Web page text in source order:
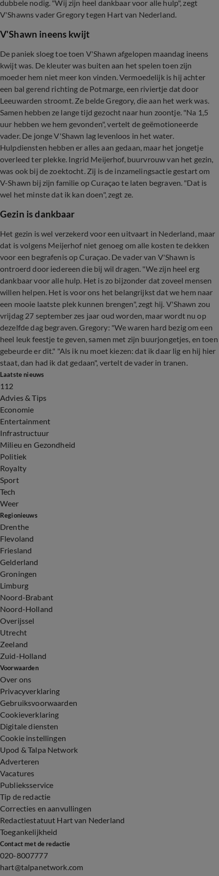
dubbele nodig. "Wij zijn heel dankbaar voor alle hulp", zegt
V'Shawns vader Gregory tegen Hart van Nederland.
V'Shawn ineens kwijt
De paniek sloeg toe toen V'Shawn afgelopen maandag ineens
kwijt was. De kleuter was buiten aan het spelen toen zijn
moeder hem niet meer kon vinden. Vermoedelijk is hij achter
een bal gerend richting de Potmarge, een riviertje dat door
Leeuwarden stroomt. Ze belde Gregory, die aan het werk was.
Samen hebben ze lange tijd gezocht naar hun zoontje. "Na 1,5
uur hebben we hem gevonden", vertelt de geëmotioneerde
vader. De jonge V'Shawn lag levenloos in het water.
Hulpdiensten hebben er alles aan gedaan, maar het jongetje
overleed ter plekke. Ingrid Meijerhof, buurvrouw van het gezin,
was ook bij de zoektocht. Zij is de inzamelingsactie gestart om
V-Shawn bij zijn familie op Curaçao te laten begraven. "Dat is
wel het minste dat ik kan doen", zegt ze.
Gezin is dankbaar
Het gezin is wel verzekerd voor een uitvaart in Nederland, maar
dat is volgens Meijerhof niet genoeg om alle kosten te dekken
voor een begrafenis op Curaçao. De vader van V'Shawn is
ontroerd door iedereen die bij wil dragen. "We zijn heel erg
dankbaar voor alle hulp. Het is zo bijzonder dat zoveel mensen
willen helpen. Het is voor ons het belangrijkst dat we hem naar
een mooie laatste plek kunnen brengen", zegt hij. V'Shawn zou
vrijdag 27 september zes jaar oud worden, maar wordt nu op
dezelfde dag begraven. Gregory: "We waren hard bezig om een
heel leuk feestje te geven, samen met zijn buurjongetjes, en toen
gebeurde er dit." "Als ik nu moet kiezen: dat ik daar lig en hij hier
staat, dan had ik dat gedaan", vertelt de vader in tranen.
Laatste nieuws
112
Advies & Tips
Economie
Entertainment
Infrastructuur
Milieu en Gezondheid
Politiek
Royalty
Sport
Tech
Weer
Regionieuws
Drenthe
Flevoland
Friesland
Gelderland
Groningen
Limburg
Noord-Brabant
Noord-Holland
Overijssel
Utrecht
Zeeland
Zuid-Holland
Voorwaarden
Over ons
Privacyverklaring
Gebruiksvoorwaarden
Cookieverklaring
Digitale diensten
Cookie instellingen
Upod & Talpa Network
Adverteren
Vacatures
Publieksservice
Tip de redactie
Correcties en aanvullingen
Redactiestatuut Hart van Nederland
Toegankelijkheid
Contact met de redactie
020-8007777
hart@talpanetwork.com